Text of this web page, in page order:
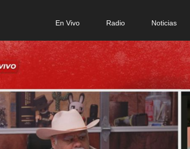
En Vivo Radio Noticias